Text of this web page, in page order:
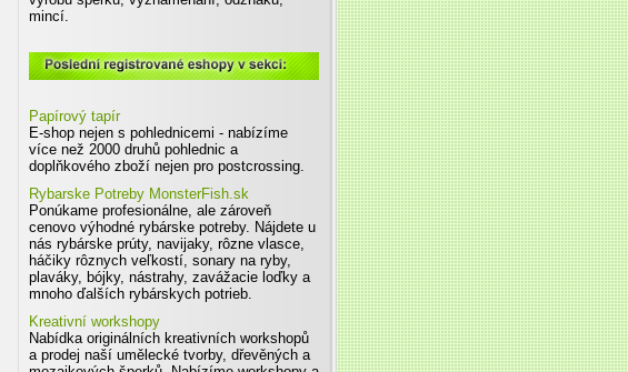
mincí.
Poslední registrované eshopy v sekci
Papírový tapír
E-shop nejen s pohlednicemi - nabízíme
více než 2000 druhů pohlednic a
doplňkového zboží nejen pro postcrossing.
Rybarske Potreby MonsterFish.sk
Ponúkame profesionálne, ale zároveň
cenovo výhodné rybárske potreby. Nájdete u
nás rybárske prúty, navijaky, rôzne vlasce,
háčiky rôznych veľkostí, sonary na ryby,
plaváky, bójky, nástrahy, zavážacie loďky a
mnoho ďalších rybárskych potrieb.
Kreativní workshopy
Nabídka originálních kreativních workshopů
a prodej naší umělecké tvorby, dřevěných a